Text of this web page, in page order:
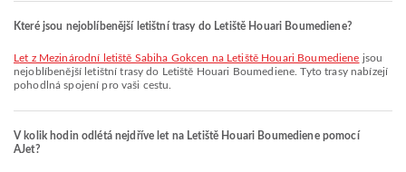
Které jsou nejoblíbenější letištní trasy do Letiště Houari Boumediene?
let z Mezinárodní letiště Sabiha Gokcen na Letiště Houari Boumediene jsou
nejoblíbenější letištní trasy do Letiště Houari Boumediene. Tyto trasy nabízejí
pohodlná spojení pro vaši cestu.
V kolik hodin odlétá nejdříve let na Letiště Houari Boumediene pomocí
AJet?